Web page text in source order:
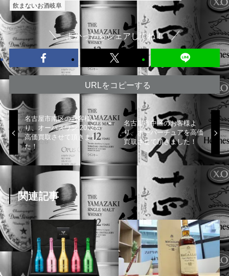
飲まないお酒岐阜
よかったらシェアしてね！
URLをコピーする
名古屋市南区のお客様よ
り、オーパスワン 2012を
高価買取させて頂きまし
た！
名古屋市中区のお客様よ
り、オーバーチュアを高価
買取させて頂きました！
関連記事